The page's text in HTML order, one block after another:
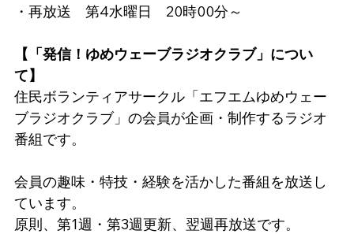
・再放送　第4水曜日　20時00分～
【「発信！ゆめウェーブラジオクラブ」につい
て】
住民ボランティアサークル「エフエムゆめウェー
ブラジオクラブ」の会員が企画・制作するラジオ
番組です。
会員の趣味・特技・経験を活かした番組を放送し
ています。
原則、第1週・第3週更新、翌週再放送です。